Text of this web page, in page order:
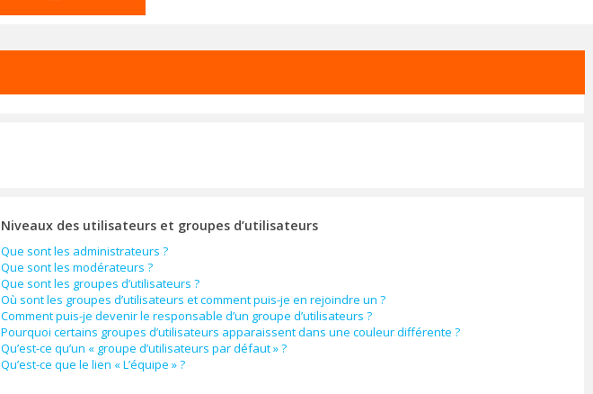
Niveaux des utilisateurs et groupes d’utilisateurs
Que sont les administrateurs ?
Que sont les modérateurs ?
Que sont les groupes d’utilisateurs ?
Où sont les groupes d’utilisateurs et comment puis-je en rejoindre un ?
Comment puis-je devenir le responsable d’un groupe d’utilisateurs ?
Pourquoi certains groupes d’utilisateurs apparaissent dans une couleur différente ?
Qu’est-ce qu’un « groupe d’utilisateurs par défaut » ?
Qu’est-ce que le lien « L’équipe » ?